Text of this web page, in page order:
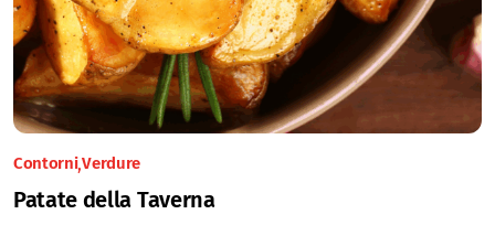
Contorni Verdure
Patate della Taverna